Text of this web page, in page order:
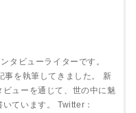
タビューライターです。
事を執筆してきました。 新
ューを通じて、世の中に魅
ています。 Twitter：